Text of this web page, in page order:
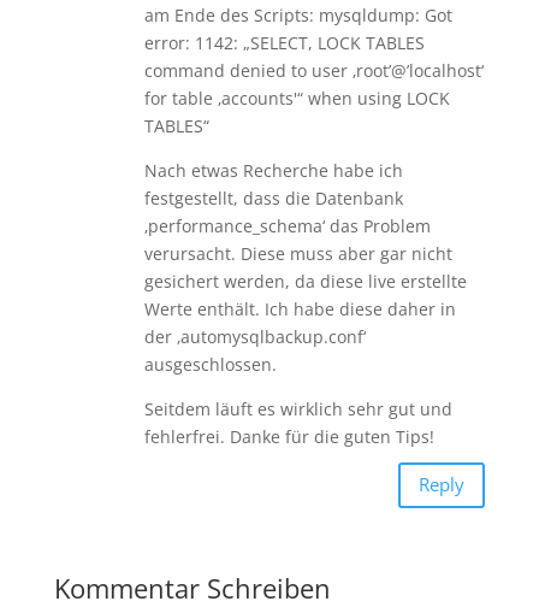
am Ende des Scripts: mysqldump: Got
error: 1142: „SELECT, LOCK TABLES
command denied to user ‚root’@’localhost‘
for table ‚accounts'“ when using LOCK
TABLES“
Nach etwas Recherche habe ich
festgestellt, dass die Datenbank
‚performance_schema‘ das Problem
verursacht. Diese muss aber gar nicht
gesichert werden, da diese live erstellte
Werte enthält. Ich habe diese daher in
der ‚automysqlbackup.conf‘
ausgeschlossen.
Seitdem läuft es wirklich sehr gut und
fehlerfrei. Danke für die guten Tips!
Reply
Kommentar Schreiben